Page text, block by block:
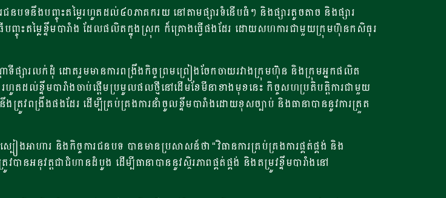
នបទនឹងបញ្ចុះតម្លៃរហូតដល់៤០ភាគករយ នៅតាមផ្សារទំនើបធំៗ និងផ្សារតូចតាច និងផ្សារ
ធីបញ្ចុះតម្លៃខ្ទឹមបារាំង ដែលផលិតក្នុងស្រុក ក៏គ្រោងធ្វើផងដែរ ដោយសហការជាមួយក្រុមហ៊ុនកសិធុរ
ទីផ្សារលក់ដុំ ដោតរួមមានការពង្រឹងកិច្ចព្រមព្រៀងចែកចាយរវាងក្រុមហ៊ុន និងក្រុមអ្នកផលិត
រហូតដល់ខ្ទឹមបារាំងចាប់ផ្តើមប្រមូលផលថ្មីនៅដើមខែមីនាខាងមុខនេះ កិច្ចសហប្រតិបត្តិការជាមួយ
វពង្រឹងផងដែរ ដើម្បីគ្រប់គ្រងការនាំចូលខ្ទឹមបារាំងដោយខុសច្បាប់ និងធានាបាននូវការត្រួត
អាហារ និងកិច្ចការជនបទ បានមានប្រសាសន៍ថា “វិធានការគ្រប់គ្រងការផ្គត់ផ្គង់ និង
បានអនុវត្តជាជំហានដំបូង ដើម្បីធានាបាននូវស្ថិរភាពផ្គត់ផ្គង់ និងតម្រូវខ្ទឹមបារាំងនៅ